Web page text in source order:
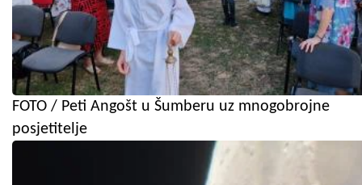
FOTO / Peti Angošt u Šumberu uz mnogobrojne
posjetitelje